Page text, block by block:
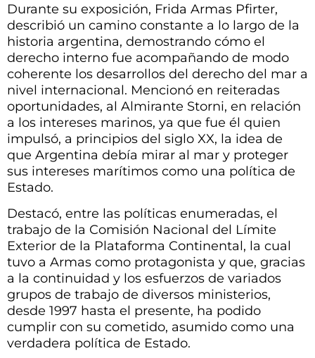
Durante su exposición, Frida Armas Pfirter,
describió un camino constante a lo largo de la
historia argentina, demostrando cómo el
derecho interno fue acompañando de modo
coherente los desarrollos del derecho del mar a
nivel internacional. Mencionó en reiteradas
oportunidades, al Almirante Storni, en relación
a los intereses marinos, ya que fue él quien
impulsó, a principios del siglo XX, la idea de
que Argentina debía mirar al mar y proteger
sus intereses marítimos como una política de
Estado.
Destacó, entre las políticas enumeradas, el
trabajo de la Comisión Nacional del Límite
Exterior de la Plataforma Continental, la cual
tuvo a Armas como protagonista y que, gracias
a la continuidad y los esfuerzos de variados
grupos de trabajo de diversos ministerios,
desde 1997 hasta el presente, ha podido
cumplir con su cometido, asumido como una
verdadera política de Estado.